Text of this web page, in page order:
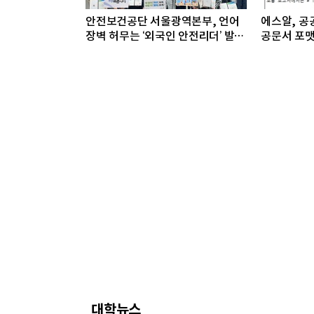
안전보건공단 서울광역본부, 언어
장벽 허무는 ‘외국인 안전리더’ 발대
에스알, 공
공문서 포
대학뉴스